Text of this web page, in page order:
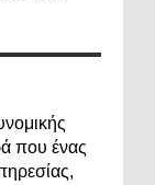
που ένας